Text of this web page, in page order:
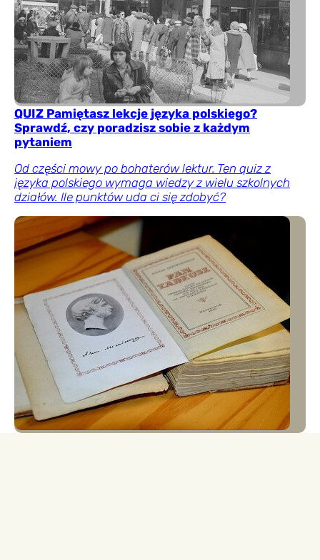
QUIZ Pamiętasz lekcje języka polskiego?
Sprawdź, czy poradzisz sobie z każdym
pytaniem
Od części mowy po bohaterów lektur. Ten quiz z
języka polskiego wymaga wiedzy z wielu szkolnych
działów. Ile punktów uda ci się zdobyć?